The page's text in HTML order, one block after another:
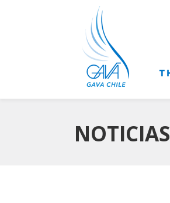
NOTICIAS